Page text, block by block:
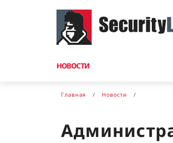
НОВОСТИ
Главная Новости